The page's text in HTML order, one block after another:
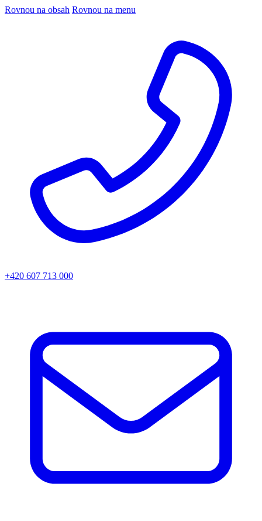
Rovnou na obsah Rovnou na menu
+420 607 713 000